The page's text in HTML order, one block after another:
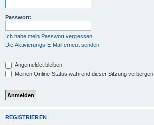
Passwort:
Ich habe mein Passwort vergessen
Die Aktivierungs-E-Mail erneut senden
Angemeldet bleiben
Meinen Online-Status während dieser Sitzung verbergen
REGISTRIEREN